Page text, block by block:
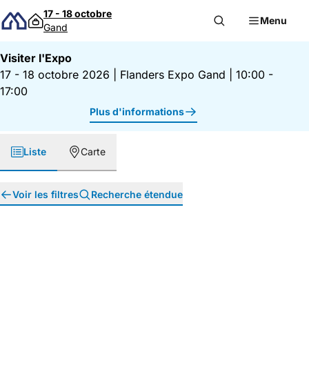
Passer au contenu
17 - 18 octobre
Gand
Menu
Visiter l'Expo
17 - 18 octobre 2026
Flanders Expo Gand
10:00 -
17:00
Plus d'informations
Liste Carte
Voir les filtres Recherche étendue